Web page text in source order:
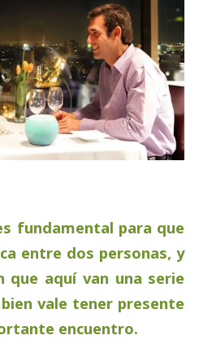
fundamental para que
entre dos personas, y
que aquí van una serie
vale tener presente
encuentro.